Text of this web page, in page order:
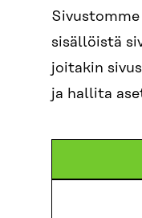
sisällöistä
joitakin
ja hallita
00181
Y-TUNNUS